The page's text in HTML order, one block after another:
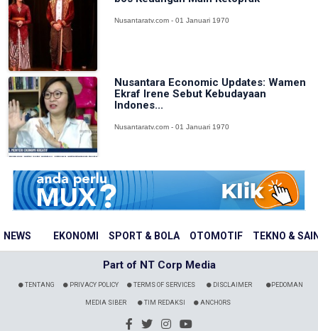
NEWS EKONOMI SPORT & BOLA OTOMOTIF TEKNO &
Nusantaratv.com - 01 Januari 1970
Nusantara Economic Updates: Wamen
Ekraf Irene Sebut Kebudayaan
Indones...
Nusantaratv.com - 01 Januari 1970
Part of NT Corp Media
TENTANG PRIVACY POLICY TERMS OF SERVICES DISCLAIMER PEDOMAN
MEDIA SIBER TIM REDAKSI ANCHORS